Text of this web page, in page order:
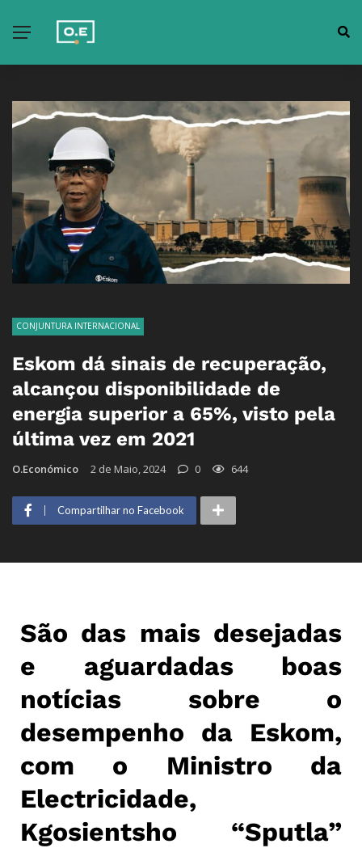
CONJUNTURA INTERNACIONAL
Eskom dá sinais de recuperação,
alcançou disponibilidade de
energia superior a 65%, visto pela
última vez em 2021
O.Económico 2 de Maio, 2024 0 644
Compartilhar no Facebook
São das mais desejadas
e aguardadas boas
notícias sobre o
desempenho da Eskom,
com o Ministro da
Electricidade,
Kgosientsho “Sputla”